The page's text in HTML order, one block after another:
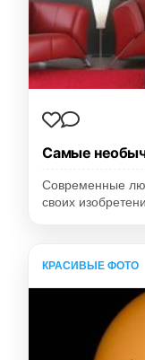
Самые
Современные
своих
КРАСИВЫЕ ФОТО